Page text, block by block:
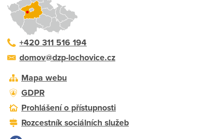
+420 311 516 194
domov@dzp-lochovice.cz
Mapa webu
GDPR
Prohlášení o přístupnosti
Rozcestník sociálních služeb